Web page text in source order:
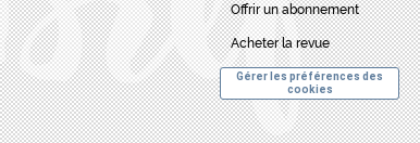
Offrir un abonnement
Acheter la revue
Gérer les préférences des
cookies